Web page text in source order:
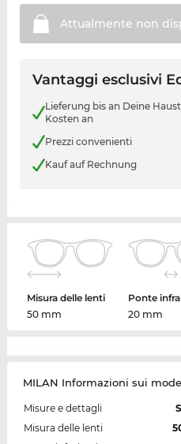
Attualmente non
Vantaggi esclusivi
Lieferung bis an Deine
Kosten an
Prezzi convenienti
Kauf auf Rechnung
Misura delle lenti
50 mm
Ponte
20 mm
MILAN Informazioni sui
Misure e dettagli S
Misura delle lenti